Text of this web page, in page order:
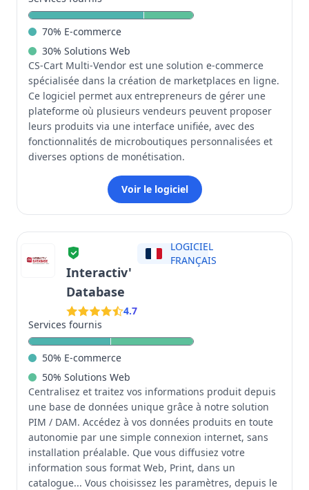
70% E-commerce
30% Solutions Web
CS-Cart Multi-Vendor est une solution e-commerce
spécialisée dans la création de marketplaces en ligne.
Ce logiciel permet aux entrepreneurs de gérer une
plateforme où plusieurs vendeurs peuvent proposer
leurs produits via une interface unifiée, avec des
fonctionnalités de microboutiques personnalisées et
diverses options de monétisation.
Voir le logiciel
Interactiv'
Database
4.7
LOGICIEL
FRANÇAIS
Services fournis
50% E-commerce
50% Solutions Web
Centralisez et traitez vos informations produit depuis
une base de données unique grâce à notre solution
PIM / DAM. Accédez à vos données produits en toute
autonomie par une simple connexion internet, sans
installation préalable. Que vous diffusiez votre
information sous format Web, Print, dans un
catalogue... Vous choisissez les paramètres, depuis le